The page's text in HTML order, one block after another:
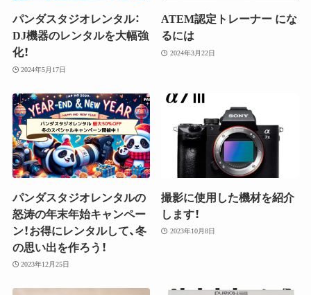
パンダスタジオレンタル：
DJ機器のレンタルを大幅強
化！
2024年5月17日
ATEM認定トレーナー にな
るには
2024年3月22日
パンダスタジオレンタルの
怒涛の年末年始キャンペー
ン！お得にレンタルして、冬
の思い出を作ろう！
2023年12月25日
撮影に使用した機材を紹介
します！
2023年10月8日